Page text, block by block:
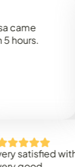
with the